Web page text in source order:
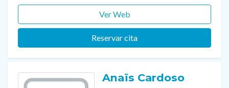
Ver Web
Reservar cita
Anaïs Cardoso